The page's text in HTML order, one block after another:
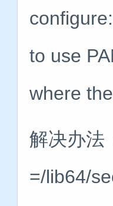
to use
where
解决办法
=/lib64/